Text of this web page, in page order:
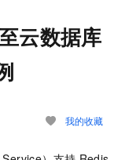
云数据库
我的收藏